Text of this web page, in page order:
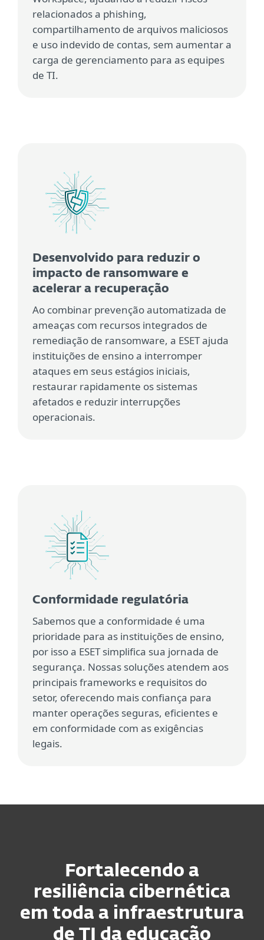
relacionados a phishing,
compartilhamento de arquivos maliciosos
e uso indevido de contas, sem aumentar a
carga de gerenciamento para as equipes
de TI.
Desenvolvido para reduzir o
impacto de ransomware e
acelerar a recuperação
Ao combinar prevenção automatizada de
ameaças com recursos integrados de
remediação de ransomware, a ESET ajuda
instituições de ensino a interromper
ataques em seus estágios iniciais,
restaurar rapidamente os sistemas
afetados e reduzir interrupções
operacionais.
Conformidade regulatória
Sabemos que a conformidade é uma
prioridade para as instituições de ensino,
por isso a ESET simplifica sua jornada de
segurança. Nossas soluções atendem aos
principais frameworks e requisitos do
setor, oferecendo mais confiança para
manter operações seguras, eficientes e
em conformidade com as exigências
legais.
Fortalecendo a
resiliência cibernética
em toda a infraestrutura
de TI da educação